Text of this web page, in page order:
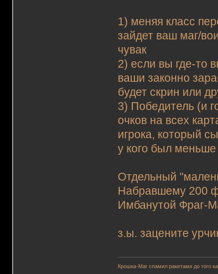
1) меняя класс
зайдет ваш маг/
чувак
2) если вы где-то
ваши законно
будет скрин или
3) Победитель (и
очков на всех
игрока, который
у кого был меньше
Отдельный
Набравшему 200
Имбанутой Фраг-
з.ы. зацените
Крошка-Маг спамил ракетами до того